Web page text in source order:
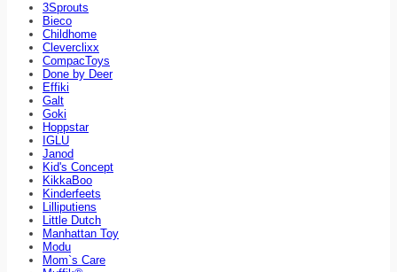
3Sprouts
Bieco
Childhome
Cleverclixx
CompacToys
Done by Deer
Effiki
Galt
Goki
Hoppstar
IGLU
Janod
Kid's Concept
KikkaBoo
Kinderfeets
Lilliputiens
Little Dutch
Manhattan Toy
Modu
Mom`s Care